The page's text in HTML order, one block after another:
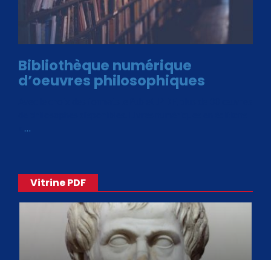
Bibliothèque numérique
d’oeuvres philosophiques
…
Vitrine PDF